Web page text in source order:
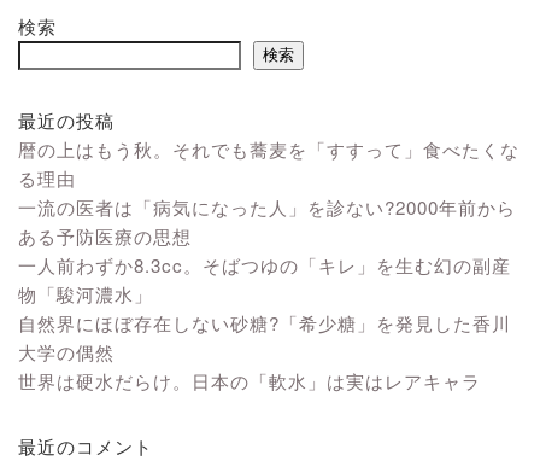
検索
検索
最近の投稿
暦の上はもう秋。それでも蕎麦を「すすって」食べたくな
る理由
一流の医者は「病気になった人」を診ない?2000年前から
ある予防医療の思想
一人前わずか8.3cc。そばつゆの「キレ」を生む幻の副産
物「駿河濃水」
自然界にほぼ存在しない砂糖?「希少糖」を発見した香川
大学の偶然
世界は硬水だらけ。日本の「軟水」は実はレアキャラ
最近のコメント